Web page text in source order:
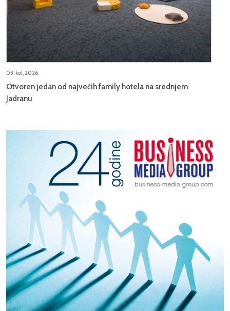
03, kol, 2026
Otvoren jedan od najvećih family hotela na srednjem
Jadranu